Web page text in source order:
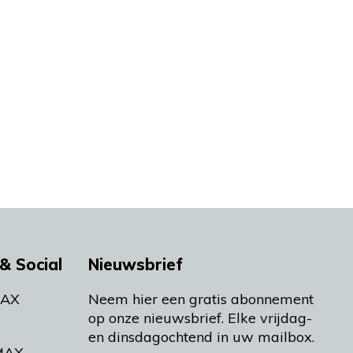
Social Nieuwsbrief
Neem hier een gratis abonnement
op onze nieuwsbrief. Elke vrijdag-
en dinsdagochtend in uw mailbox.